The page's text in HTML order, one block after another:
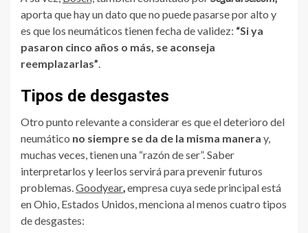
aporta que hay un dato que no puede pasarse por alto y
es que los neumáticos tienen fecha de validez: “Si ya
pasaron cinco años o más, se aconseja
reemplazarlas”
Tipos de desgastes
Otro punto relevante a considerar es que el deterioro del
neumático no siempre se da de la misma manera y,
muchas veces, tienen una “razón de ser”. Saber
interpretarlos y leerlos servirá para prevenir futuros
problemas. Goodyear,empresa cuya sede principal está
en Ohio, Estados Unidos, menciona al menos cuatro tipos
de desgastes: